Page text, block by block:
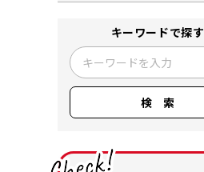
キーワードで探す
検索